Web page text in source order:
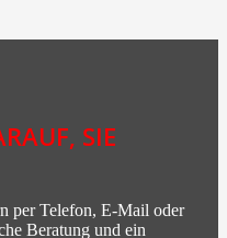
SIE
per Telefon, E-Mail oder
Beratung und ein